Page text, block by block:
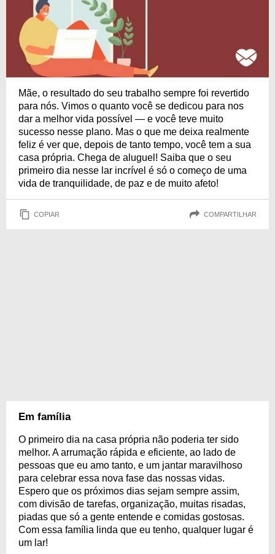
Mãe, o resultado do seu trabalho sempre foi revertido
para nós. Vimos o quanto você se dedicou para nos
dar a melhor vida possível — e você teve muito
sucesso nesse plano. Mas o que me deixa realmente
feliz é ver que, depois de tanto tempo, você tem a sua
casa própria. Chega de aluguel! Saiba que o seu
primeiro dia nesse lar incrível é só o começo de uma
vida de tranquilidade, de paz e de muito afeto!
COPIAR COMPARTILHAR
Em família
O primeiro dia na casa própria não poderia ter sido
melhor. A arrumação rápida e eficiente, ao lado de
pessoas que eu amo tanto, e um jantar maravilhoso
para celebrar essa nova fase das nossas vidas.
Espero que os próximos dias sejam sempre assim,
com divisão de tarefas, organização, muitas risadas,
piadas que só a gente entende e comidas gostosas.
Com essa família linda que eu tenho, qualquer lugar é
um lar!